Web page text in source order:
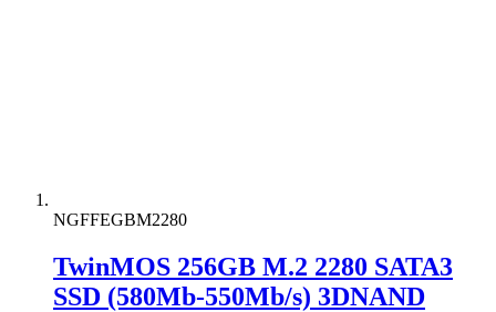
NGFFEGBM2280
TwinMOS 256GB M.2 2280 SATA3
SSD (580Mb-550Mb/s) 3DNAND